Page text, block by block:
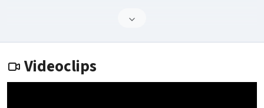
Videoclips